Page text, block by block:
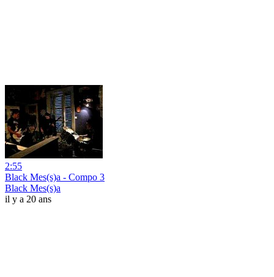
2:55
Black Mes(s)a - Compo 3
Black Mes(s)a
il y a 20 ans